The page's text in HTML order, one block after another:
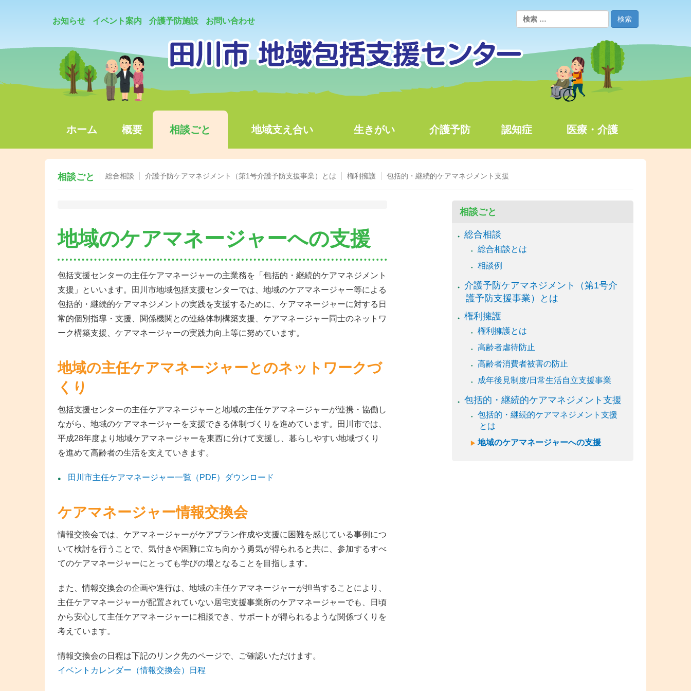
お知らせ イベント案内 介護予防施設 お問い合わせ
ホーム 概要 相談ごと 地域支え合い 生きがい 介護予防 認知症 医療・介護
相談ごと 総合相談 介護予防ケアマネジメント（第1号介護予防支援事業）とは 権利擁護 包括的・継続的ケアマネジメント支援
地域のケアマネージャーへの支援
包括支援センターの主任ケアマネージャーの主業務を「包括的・継続的ケアマネジメント
支援」といいます。田川市地域包括支援センターでは、地域のケアマネージャー等による
包括的・継続的ケアマネジメントの実践を支援するために、ケアマネージャーに対する日
常的個別指導・支援、関係機関との連絡体制構築支援、ケアマネージャー同士のネットワ
ーク構築支援、ケアマネージャーの実践力向上等に努めています。
地域の主任ケアマネージャーとのネットワークづ
くり
包括支援センターの主任ケアマネージャーと地域の主任ケアマネージャーが連携・協働し
ながら、地域のケアマネージャーを支援できる体制づくりを進めています。田川市では、
平成28年度より地域ケアマネージャーを東西に分けて支援し、暮らしやすい地域づくり
を進めて高齢者の生活を支えていきます。
田川市主任ケアマネージャー一覧（PDF）ダウンロード
ケアマネージャー情報交換会
情報交換会では、ケアマネージャーがケアプラン作成や支援に困難を感じている事例につ
いて検討を行うことで、気付きや困難に立ち向かう勇気が得られると共に、参加するすべ
てのケアマネージャーにとっても学びの場となることを目指します。
また、情報交換会の企画や進行は、地域の主任ケアマネージャーが担当することにより、
主任ケアマネージャーが配置されていない居宅支援事業所のケアマネージャーでも、日頃
から安心して主任ケアマネージャーに相談でき、サポートが得られるような関係づくりを
考えています。
情報交換会の日程は下記のリンク先のページで、ご確認いただけます。
イベントカレンダー（情報交換会）日程
相談ごと
総合相談
総合相談とは
相談例
介護予防ケアマネジメント（第1号介
護予防支援事業）とは
権利擁護
権利擁護とは
高齢者虐待防止
高齢者消費者被害の防止
成年後見制度/日常生活自立支援事業
包括的・継続的ケアマネジメント支援
包括的・継続的ケアマネジメント支援
とは
地域のケアマネージャーへの支援